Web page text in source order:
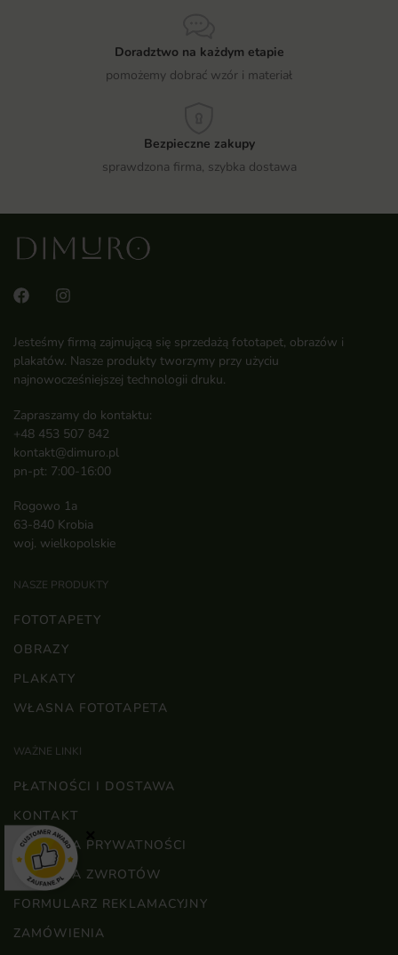
Doradztwo na każdym etapie
pomożemy dobrać wzór i materiał
Bezpieczne zakupy
sprawdzona firma, szybka dostawa
Jesteśmy firmą zajmującą się sprzedażą fototapet, obrazów i
plakatów. Nasze produkty tworzymy przy użyciu
najnowocześniejszej technologii druku.
Zapraszamy do kontaktu:
+48 453 507 842
kontakt@dimuro.pl
pn-pt: 7:00-16:00
Rogowo 1a
63-840 Krobia
woj. wielkopolskie
NASZE PRODUKTY
FOTOTAPETY
OBRAZY
PLAKATY
WŁASNA FOTOTAPETA
WAŻNE LINKI
PŁATNOŚCI I DOSTAWA
KONTAKT
POLITYKA PRYWATNOŚCI
POLITYKA ZWROTÓW
FORMULARZ REKLAMACYJNY
ZAMÓWIENIA
×